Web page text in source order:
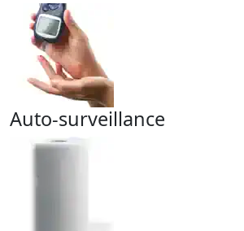
Auto-surveillance